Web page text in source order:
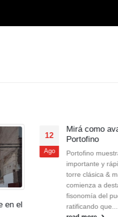
Ago
Mirá como avanza
Portofino
Portofino muestra un
importante y rápido
torre clásica & marina
comienza a destacar la
fisonomía del puerto,
ratificando que...